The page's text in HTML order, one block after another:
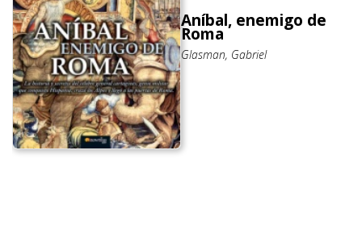
Aníbal, enemigo de
Roma
Glasman, Gabriel